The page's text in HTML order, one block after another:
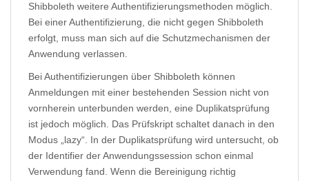
Shibboleth weitere Authentifizierungsmethoden möglich.
Bei einer Authentifizierung, die nicht gegen Shibboleth
erfolgt, muss man sich auf die Schutzmechanismen der
Anwendung verlassen.
Bei Authentifizierungen über Shibboleth können
Anmeldungen mit einer bestehenden Session nicht von
vornherein unterbunden werden, eine Duplikatsprüfung
ist jedoch möglich. Das Prüfskript schaltet danach in den
Modus „lazy“. In der Duplikatsprüfung wird untersucht, ob
der Identifier der Anwendungssession schon einmal
Verwendung fand. Wenn die Bereinigung richtig